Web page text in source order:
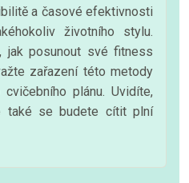
a časové efektivnosti
životního stylu.
jak posunout své fitness
zařazení této metody
plánu. Uvidíte,
také se budete cítit plní